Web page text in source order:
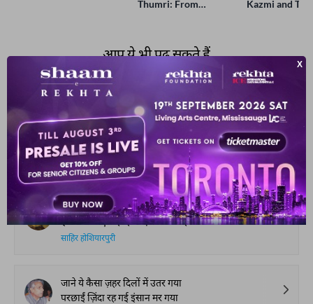
Thumri: From
Kazmi and
आप ये भी पढ़ सकते हैं
हमारी पसंद
ग़म से बिखरा न पाएमाल हुआ
मैं तो ग़म से ही बे-मिसाल हुआ
हसन नईम
ग़म-ए-दिल रुख़ से अयाँ हो ये ज़रूरी तो नहीं
इश्क़ रुस्वा-ए-जहाँ हो ये ज़रूरी तो नहीं
साहिर होशियारपुरी
जाने ये कैसा ज़हर दिलों में उतर गया
परछाईं ज़िंदा रह गई इंसान मर गया